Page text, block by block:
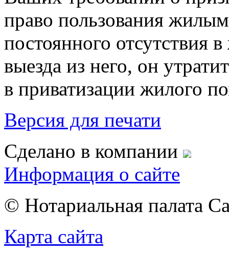
право пользования
постоянного
выезда из него, он
в приватизации жилого
Версия для печати
Сделано в компании
Информация о сайте
© Нотариальная палата
Карта сайта